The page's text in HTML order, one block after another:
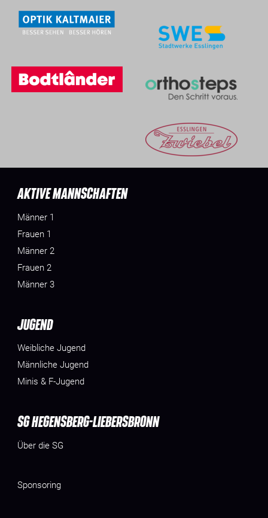
AKTIVE MANNSCHAFTEN
Männer 1
Frauen 1
Männer 2
Frauen 2
Männer 3
JUGEND
Weibliche Jugend
Männliche Jugend
Minis & F-Jugend
SG HEGENSBERG-LIEBERSBRONN
Über die SG
Sponsoring